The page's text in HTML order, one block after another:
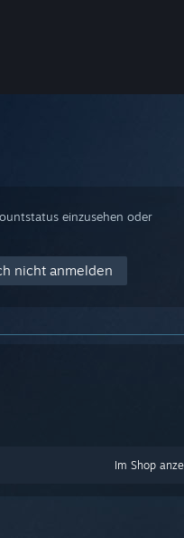
einzusehen oder
nicht anmelden
Im Shop